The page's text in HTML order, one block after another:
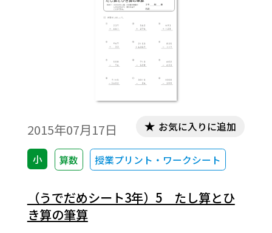
ています。なお，単元のページ構成は，問題
のページ＋解答例のページになっています。
2015年07月17日
小 算数 授業プリント・ワークシート
お気に入りに追加
（うでだめシート3年）5 たし算とひ
き算の筆算